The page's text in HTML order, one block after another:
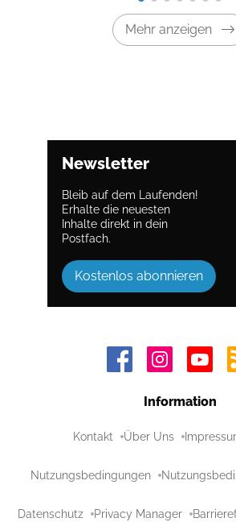
Mehr anzeigen
Newsletter
Bleib auf dem Laufenden!
Erhalte die neuesten
Inhalte direkt in dein
Postfach.
Kostenlos abonnieren
Information
Kontakt Über Uns
Nutzungsbedingungen
Datenschutz Privacy Manager